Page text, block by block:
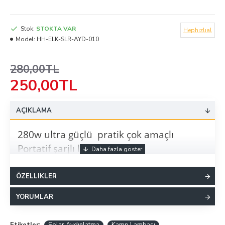
250,00TL
280,00TL
Stok: STOKTA VAR
Model: HH-ELK-SLR-AYD-010
Hephızlıal
AÇIKLAMA
280w ultra güçlü pratik çok amaçlı
Portatif şarjlı led fener
Güneş enerjili solar aydınlatma
3000 lumen + 360 derece aydınlatma
ÖZELLIKLER
YORUMLAR